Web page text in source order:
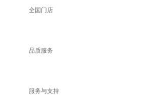
全国门店
品质服务
服务与支持